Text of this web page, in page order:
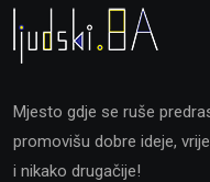
Mjesto gdje se ruše
promovišu dobre ideje,
i nikako drugačije!